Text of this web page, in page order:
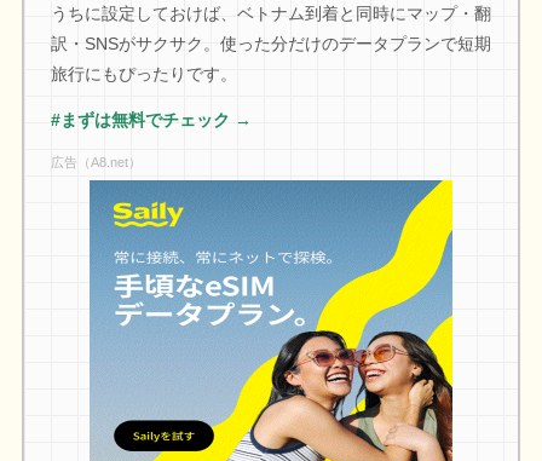
うちに設定しておけば、ベトナム到着と同時にマップ・翻
訳・SNSがサクサク。使った分だけのデータプランで短期
旅行にもぴったりです。
#まずは無料でチェック →
広告（A8.net）